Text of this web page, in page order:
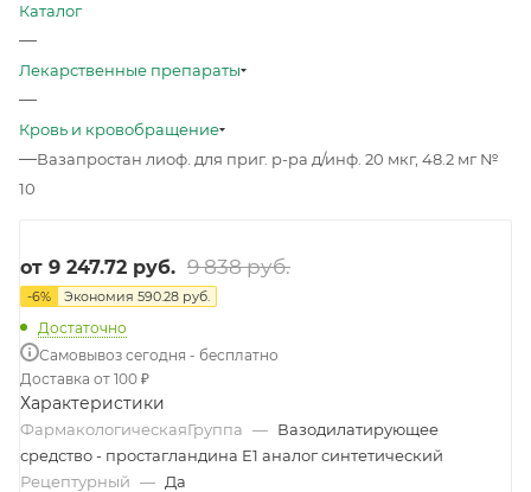
Каталог
—
Лекарственные препараты
—
Кровь и кровобращение
—Вазапростан лиоф. для приг. р-ра д/инф. 20 мкг, 48.2 мг №
10
от 9 247.72 руб. 9 838 руб.
-6% Экономия 590.28 руб.
Достаточно
Самовывоз сегодня - бесплатно
Доставка от 100 ₽
Характеристики
ФармакологическаяГруппа — Вазодилатирующее
средство - простагландина E1 аналог синтетический
Рецептурный — Да